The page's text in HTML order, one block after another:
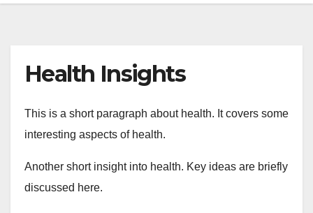
Health Insights
This is a short paragraph about health. It covers some
interesting aspects of health.
Another short insight into health. Key ideas are briefly
discussed here.